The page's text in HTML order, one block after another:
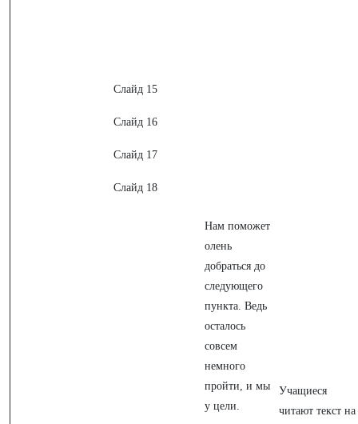
Слайд 15
Слайд 16
Слайд 17
Слайд 18
Нам поможет
олень
добраться до
следующего
пункта. Ведь
осталось
совсем
немного
пройти, и мы
у цели.
Учащиеся
читают текст на